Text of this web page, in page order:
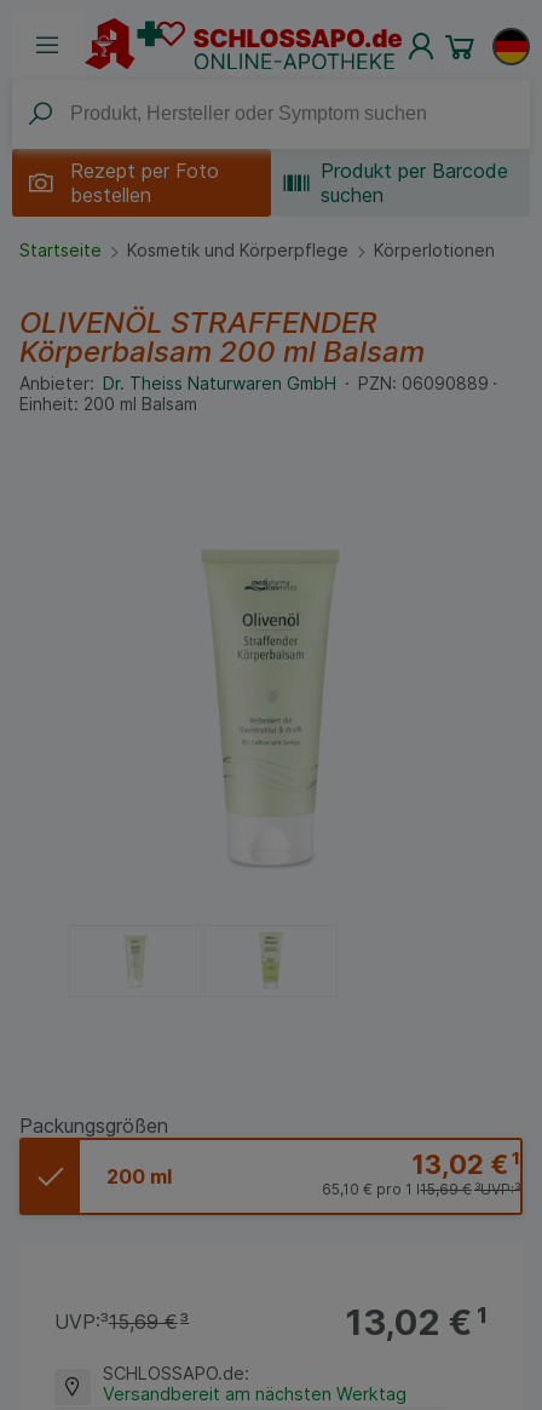
Rezept per Foto
bestellen
Produkt per Barcode
suchen
Startseite Kosmetik und Körperpflege Körperlotionen
OLIVENÖL STRAFFENDER
Körperbalsam 200 ml Balsam
Anbieter: Dr. Theiss Naturwaren GmbH PZN: 06090889
Einheit: 200 ml Balsam
Packungsgrößen
200 ml 13,02 €¹
UVP:³
15,69 €³
65,10 € pro 1 l
13,02 €¹
UVP:³15,69 €³
SCHLOSSAPO.de:
Versandbereit am nächsten Werktag